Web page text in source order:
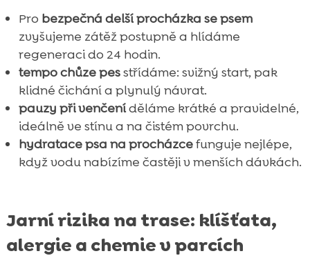
Pro bezpečná delší procházka se psem
zvyšujeme zátěž postupně a hlídáme
regeneraci do 24 hodin.
tempo chůze pesstřídáme: svižný start, pak
klidné čichání a plynulý návrat.
pauzy při venčeníděláme krátké a pravidelné,
ideálně ve stínu a na čistém povrchu.
hydratace psa na procházcefunguje nejlépe,
když vodu nabízíme častěji v menších dávkách.
Jarní rizika na trase: klíšťata,
alergie a chemie v parcích